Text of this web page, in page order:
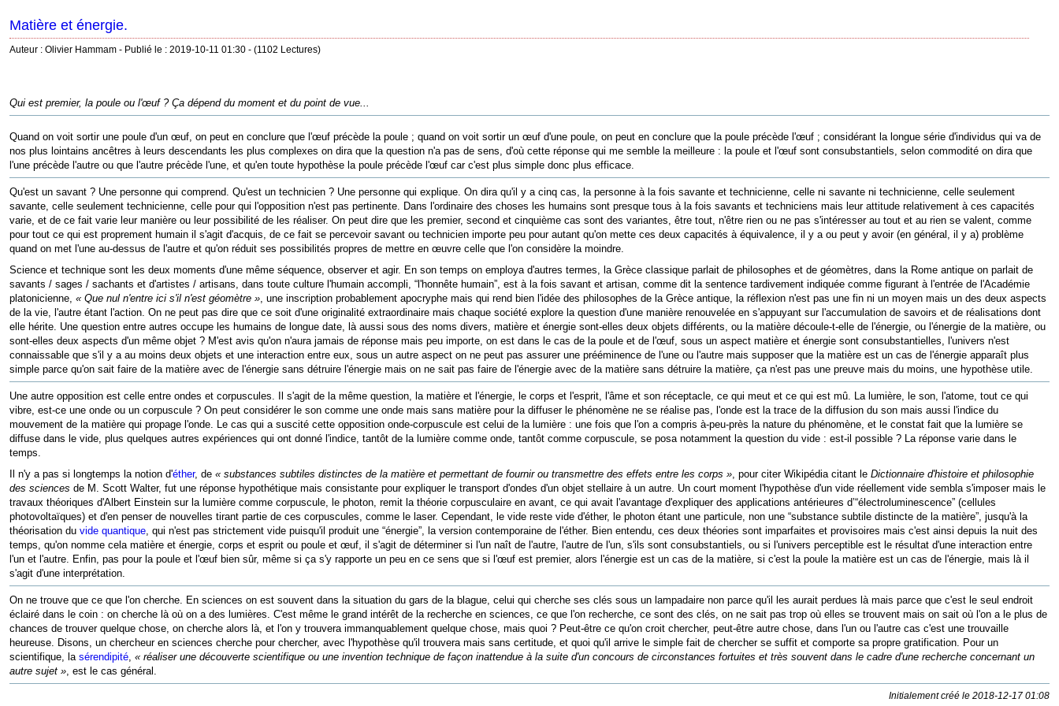
Matière et énergie.
Auteur : Olivier Hammam - Publié le : 2019-10-11 01:30 - (1102 Lectures)
Qui est premier, la poule ou l'œuf ? Ça dépend du moment et du point de vue...
Quand on voit sortir une poule d'un œuf, on peut en conclure que l'œuf précède la poule ; quand on voit sortir un œuf d'une poule, on peut en conclure que la poule précède l'œuf ; considérant la longue série d'individus qui va de
nos plus lointains ancêtres à leurs descendants les plus complexes on dira que la question n'a pas de sens, d'où cette réponse qui me semble la meilleure : la poule et l'œuf sont consubstantiels, selon commodité on dira que
l'une précède l'autre ou que l'autre précède l'une, et qu'en toute hypothèse la poule précède l'œuf car c'est plus simple donc plus efficace.
Qu'est un savant ? Une personne qui comprend. Qu'est un technicien ? Une personne qui explique. On dira qu'il y a cinq cas, la personne à la fois savante et technicienne, celle ni savante ni technicienne, celle seulement
savante, celle seulement technicienne, celle pour qui l'opposition n'est pas pertinente. Dans l'ordinaire des choses les humains sont presque tous à la fois savants et techniciens mais leur attitude relativement à ces capacités
varie, et de ce fait varie leur manière ou leur possibilité de les réaliser. On peut dire que les premier, second et cinquième cas sont des variantes, être tout, n'être rien ou ne pas s'intéresser au tout et au rien se valent, comme
pour tout ce qui est proprement humain il s'agit d'acquis, de ce fait se percevoir savant ou technicien importe peu pour autant qu'on mette ces deux capacités à équivalence, il y a ou peut y avoir (en général, il y a) problème
quand on met l'une au-dessus de l'autre et qu'on réduit ses possibilités propres de mettre en œuvre celle que l'on considère la moindre.
Science et technique sont les deux moments d'une même séquence, observer et agir. En son temps on employa d'autres termes, la Grèce classique parlait de philosophes et de géomètres, dans la Rome antique on parlait de
savants / sages / sachants et d'artistes / artisans, dans toute culture l'humain accompli, “l'honnête humain”, est à la fois savant et artisan, comme dit la sentence tardivement indiquée comme figurant à l'entrée de l'Académie
platonicienne, « Que nul n'entre ici s'il n'est géomètre », une inscription probablement apocryphe mais qui rend bien l'idée des philosophes de la Grèce antique, la réflexion n'est pas une fin ni un moyen mais un des deux aspects
de la vie, l'autre étant l'action. On ne peut pas dire que ce soit d'une originalité extraordinaire mais chaque société explore la question d'une manière renouvelée en s'appuyant sur l'accumulation de savoirs et de réalisations dont
elle hérite. Une question entre autres occupe les humains de longue date, là aussi sous des noms divers, matière et énergie sont-elles deux objets différents, ou la matière découle-t-elle de l'énergie, ou l'énergie de la matière, ou
sont-elles deux aspects d'un même objet ? M'est avis qu'on n'aura jamais de réponse mais peu importe, on est dans le cas de la poule et de l'œuf, sous un aspect matière et énergie sont consubstantielles, l'univers n'est
connaissable que s'il y a au moins deux objets et une interaction entre eux, sous un autre aspect on ne peut pas assurer une prééminence de l'une ou l'autre mais supposer que la matière est un cas de l'énergie apparaît plus
simple parce qu'on sait faire de la matière avec de l'énergie sans détruire l'énergie mais on ne sait pas faire de l'énergie avec de la matière sans détruire la matière, ça n'est pas une preuve mais du moins, une hypothèse utile.
Une autre opposition est celle entre ondes et corpuscules. Il s'agit de la même question, la matière et l'énergie, le corps et l'esprit, l'âme et son réceptacle, ce qui meut et ce qui est mû. La lumière, le son, l'atome, tout ce qui
vibre, est-ce une onde ou un corpuscule ? On peut considérer le son comme une onde mais sans matière pour la diffuser le phénomène ne se réalise pas, l'onde est la trace de la diffusion du son mais aussi l'indice du
mouvement de la matière qui propage l'onde. Le cas qui a suscité cette opposition onde-corpuscule est celui de la lumière : une fois que l'on a compris à-peu-près la nature du phénomène, et le constat fait que la lumière se
diffuse dans le vide, plus quelques autres expériences qui ont donné l'indice, tantôt de la lumière comme onde, tantôt comme corpuscule, se posa notamment la question du vide : est-il possible ? La réponse varie dans le
temps.
Il n'y a pas si longtemps la notion d'éther, de « substances subtiles distinctes de la matière et permettant de fournir ou transmettre des effets entre les corps », pour citer Wikipédia citant le Dictionnaire d'histoire et philosophie
des sciences de M. Scott Walter, fut une réponse hypothétique mais consistante pour expliquer le transport d'ondes d'un objet stellaire à un autre. Un court moment l'hypothèse d'un vide réellement vide sembla s'imposer mais le
travaux théoriques d'Albert Einstein sur la lumière comme corpuscule, le photon, remit la théorie corpusculaire en avant, ce qui avait l'avantage d'expliquer des applications antérieures d’“électroluminescence” (cellules
photovoltaïques) et d'en penser de nouvelles tirant partie de ces corpuscules, comme le laser. Cependant, le vide reste vide d'éther, le photon étant une particule, non une “substance subtile distincte de la matière”, jusqu'à la
théorisation du vide quantique, qui n'est pas strictement vide puisqu'il produit une “énergie”, la version contemporaine de l'éther. Bien entendu, ces deux théories sont imparfaites et provisoires mais c'est ainsi depuis la nuit des
temps, qu'on nomme cela matière et énergie, corps et esprit ou poule et œuf, il s'agit de déterminer si l'un naît de l'autre, l'autre de l'un, s'ils sont consubstantiels, ou si l'univers perceptible est le résultat d'une interaction entre
l'un et l'autre. Enfin, pas pour la poule et l'œuf bien sûr, même si ça s'y rapporte un peu en ce sens que si l'œuf est premier, alors l'énergie est un cas de la matière, si c'est la poule la matière est un cas de l'énergie, mais là il
s'agit d'une interprétation.
On ne trouve que ce que l'on cherche. En sciences on est souvent dans la situation du gars de la blague, celui qui cherche ses clés sous un lampadaire non parce qu'il les aurait perdues là mais parce que c'est le seul endroit
éclairé dans le coin : on cherche là où on a des lumières. C'est même le grand intérêt de la recherche en sciences, ce que l'on recherche, ce sont des clés, on ne sait pas trop où elles se trouvent mais on sait où l'on a le plus de
chances de trouver quelque chose, on cherche alors là, et l'on y trouvera immanquablement quelque chose, mais quoi ? Peut-être ce qu'on croit chercher, peut-être autre chose, dans l'un ou l'autre cas c'est une trouvaille
heureuse. Disons, un chercheur en sciences cherche pour chercher, avec l'hypothèse qu'il trouvera mais sans certitude, et quoi qu'il arrive le simple fait de chercher se suffit et comporte sa propre gratification. Pour un
scientifique, la sérendipité, « réaliser une découverte scientifique ou une invention technique de façon inattendue à la suite d'un concours de circonstances fortuites et très souvent dans le cadre d'une recherche concernant un
autre sujet », est le cas général.
Initialement créé le 2018-12-17 01:08